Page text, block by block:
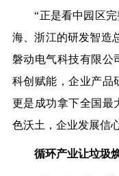
“正是看中园区完
海、浙江的研发智造
磐动电气科技有限公
科创赋能，企业产品
更是成功拿下全国最
色沃土，企业发展信
循环产业让垃圾